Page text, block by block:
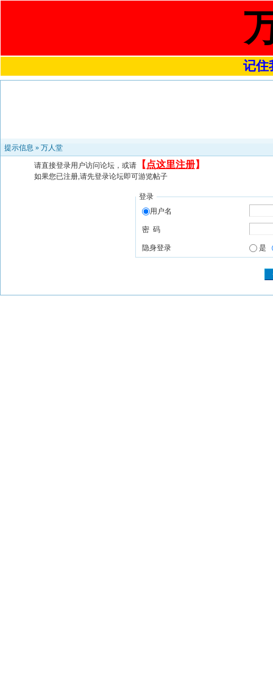
记住
提示信息 » 万人堂
请直接登录用户访问论坛，或请 【 点这里注册】
如果您已注册,请先登录论坛即可游览帖子
登录
用户名
密 码
隐身登录 是